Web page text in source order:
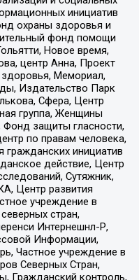
инициатив
охраны здоровья и
фонд помощи
Новое время,
центр Анна, Проект
Мемориал,
Издательство Парк
Сфера, Центр
группа, Женщины
Фонд защиты гласности,
по правам человека,
гражданских инициатив
действие, Центр
Сутяжник,
Центр развития
учреждение в
стран,
Интернешнл-Р,
Информации,
Частное учреждение в
Северных Стран,
Гражданский контроль,